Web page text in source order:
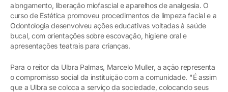
alongamento, liberação miofascial e aparelhos de analgesia. O
curso de Estética promoveu procedimentos de limpeza facial e a
Odontologia desenvolveu ações educativas voltadas à saúde
bucal, com orientações sobre escovação, higiene oral e
apresentações teatrais para crianças.
Para o reitor da Ulbra Palmas, Marcelo Muller, a ação representa
o compromisso social da instituição com a comunidade. "É assim
que a Ulbra se coloca a serviço da sociedade, colocando seus